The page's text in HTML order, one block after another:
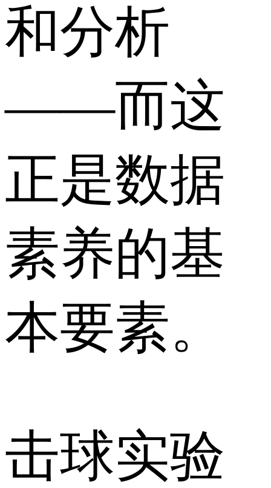
和分析
——而这
正是数据
素养的基
本要素。
击球实验